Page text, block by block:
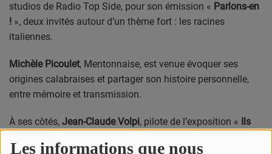
Les informations que nous
EVÉNEMENTS
CIRCULATION EN TEMPS RÉEL
HIGH-TECH
SPORT
studios de Radio Top Side, pour son émission « Parlons-en
! », deux invités autour d’un thème fort : les racines
italiennes.
Michèle Picoulet, Mentonnaise, est venue évoquer ses
origines calabraises et partager son histoire personnelle,
entre mémoire et transmission.
À ses côtés, Jean-Claude Volpi, pilote de l’exposition « Ils